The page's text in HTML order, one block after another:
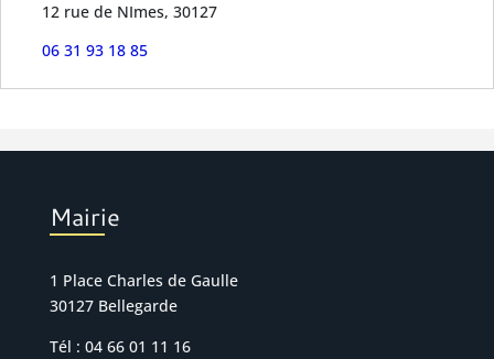
12 rue de NImes, 30127
06 31 93 18 85
Mairie
1 Place Charles de Gaulle
30127 Bellegarde
Tél : 04 66 01 11 16